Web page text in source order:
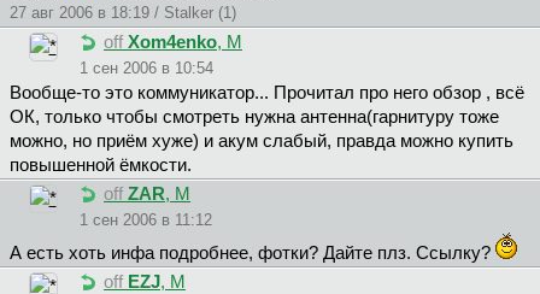
27 авг 2006 в 18:19 / Stalker (1)
off Xom4enko, М
1 сен 2006 в 10:54
Вообще-то это коммуникатор... Прочитал про него обзор , всё
ОК, только чтобы смотреть нужна антенна(гарнитуру тоже
можно, но приём хуже) и акум слабый, правда можно купить
повышенной ёмкости.
off ZAR, М
1 сен 2006 в 11:12
А есть хоть инфа подробнее, фотки? Дайте плз. Ссылку?
off EZJ, М